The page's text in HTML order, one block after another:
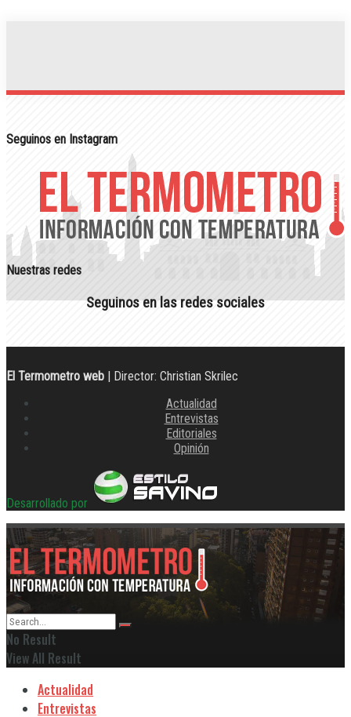
Seguinos en Instagram
Nuestras redes
Seguinos en las redes sociales
El Termometro web | Director: Christian Skrilec
Actualidad
Entrevistas
Editoriales
Opinión
Desarrollado por
No Result
View All Result
Actualidad
Entrevistas